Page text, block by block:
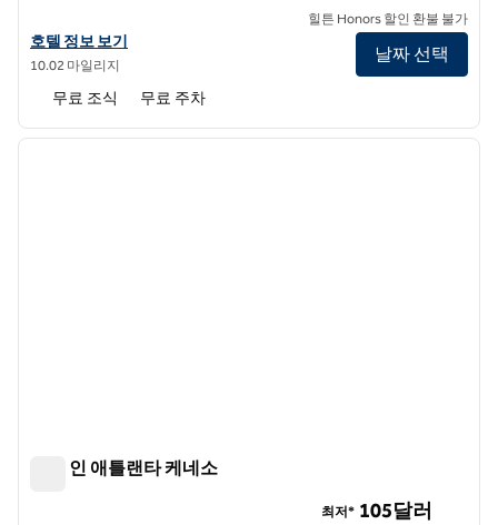
햄튼 인 아워스의 호텔 정보 보기
호텔 정보 보기
10.02 마일리지
힐튼 Honors 할인 환불 불가
날짜 선택
무료 조식 무료 주차
1/12
다음
햄튼 인 애틀랜타 케네소
최저* 105달러